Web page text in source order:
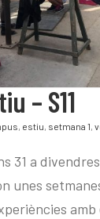
– S11
estiu setmana 1
31 a
unes
amb